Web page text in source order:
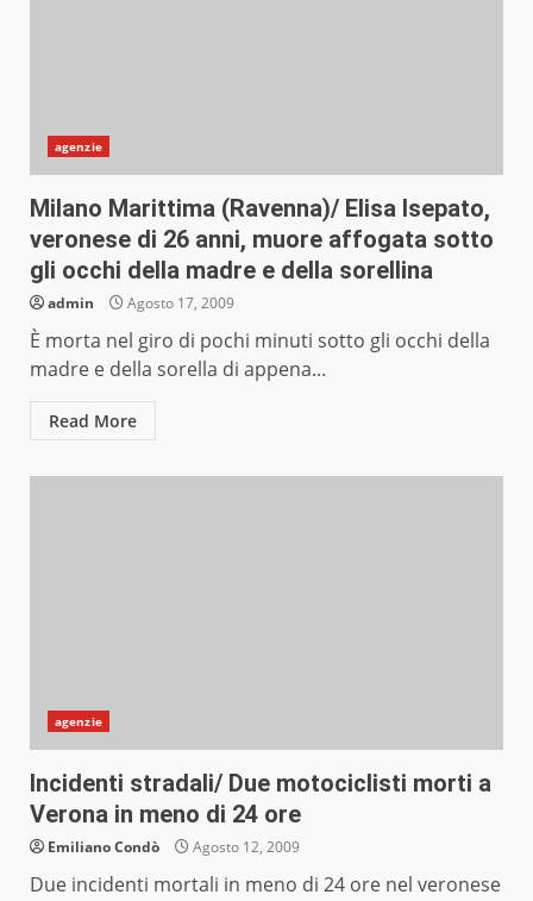
agenzie
Milano Marittima (Ravenna)/ Elisa Isepato,
veronese di 26 anni, muore affogata sotto
gli occhi della madre e della sorellina
admin Agosto 17, 2009
È morta nel giro di pochi minuti sotto gli occhi della
madre e della sorella di appena...
Read More
agenzie
Incidenti stradali/ Due motociclisti morti a
Verona in meno di 24 ore
Emiliano Condò Agosto 12, 2009
Due incidenti mortali in meno di 24 ore nel veronese